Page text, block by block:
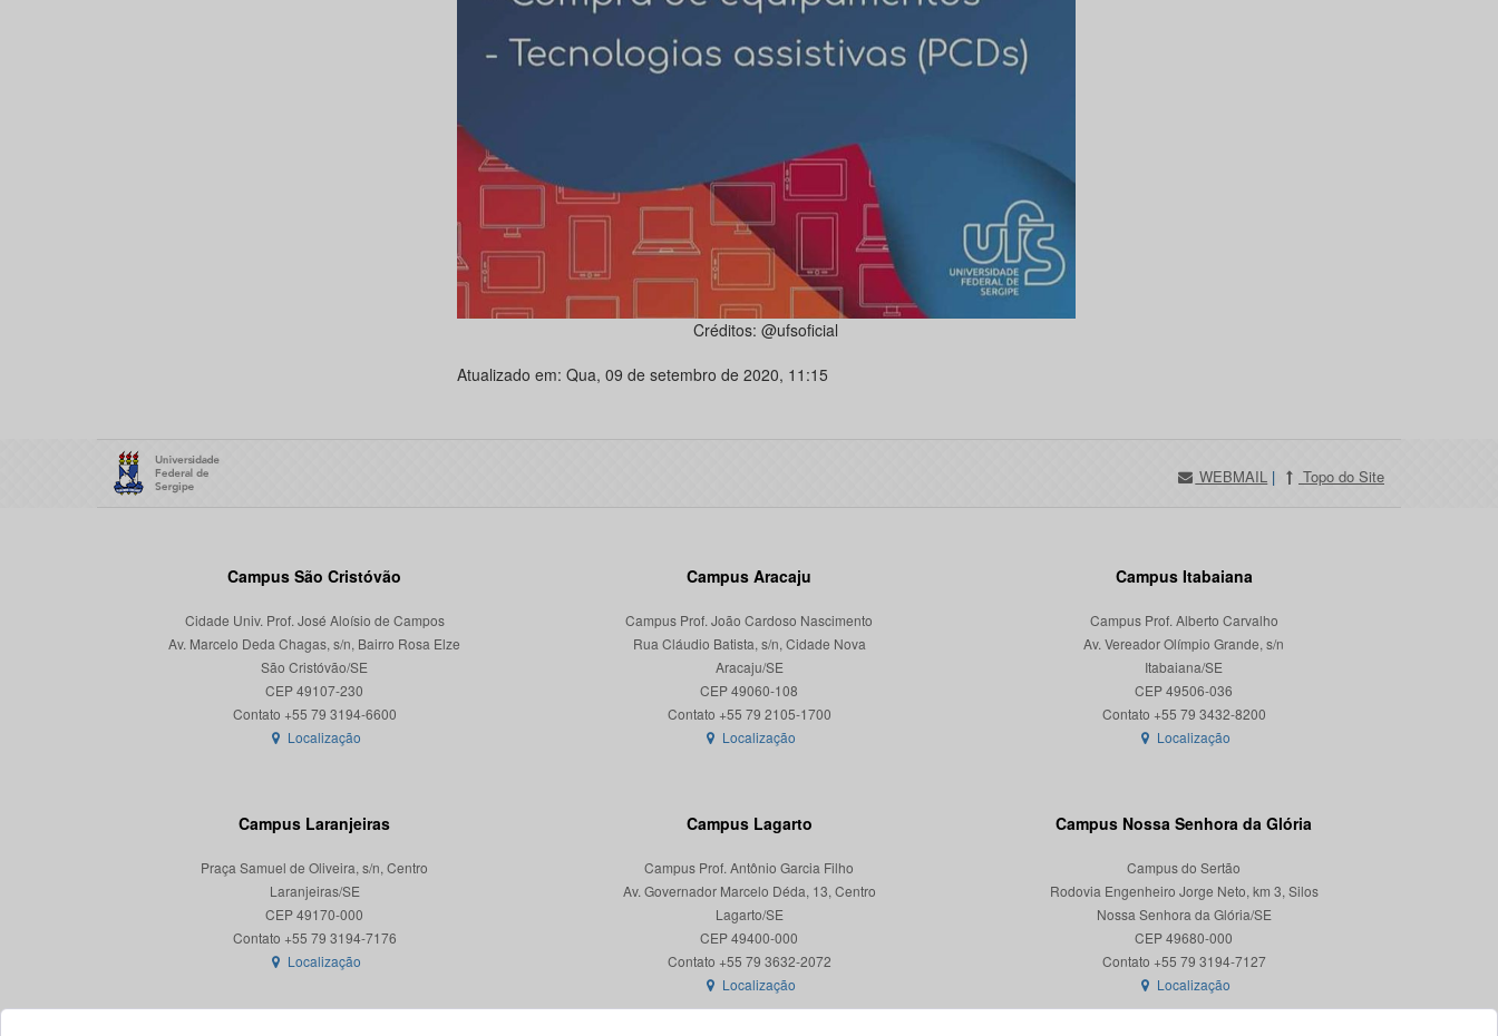
Créditos: @ufsoficial
Atualizado em: Qua, 09 de setembro de 2020, 11:15
WEBMAIL | Topo do Site
Campus São Cristóvão
Cidade Univ. Prof. José Aloísio de Campos
Av. Marcelo Deda Chagas, s/n, Bairro Rosa Elze
São Cristóvão/SE
CEP 49107-230
Localização
Campus Aracaju
Campus Prof. João Cardoso Nascimento
Rua Cláudio Batista, s/n, Cidade Nova
Aracaju/SE
CEP 49060-108
Localização
Campus Itabaiana
Campus Prof. Alberto Carvalho
Av. Vereador Olímpio Grande, s/n
Itabaiana/SE
CEP 49506-036
Localização
Campus Laranjeiras
Praça Samuel de Oliveira, s/n, Centro
Laranjeiras/SE
CEP 49170-000
Localização
Campus Lagarto
Campus Prof. Antônio Garcia Filho
Av. Governador Marcelo Déda, 13, Centro
Lagarto/SE
CEP 49400-000
Localização
Campus Nossa Senhora da Glória
Campus do Sertão
Rodovia Engenheiro Jorge Neto, km 3, Silos
Nossa Senhora da Glória/SE
CEP 49680-000
Contato +55 79 3194-7127
Localização